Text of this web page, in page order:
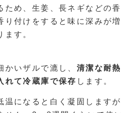
ため、生姜、長ネギなどの香
り付けをすると味に深みが増
ます。
かいザルで漉し、 清潔な耐熱
れて冷蔵庫で保存 します。
温になると白く凝固しますが